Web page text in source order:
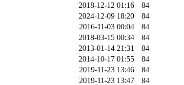
2018-12-12 01:16
84
2024-12-09 18:20
84
2016-11-03 00:04
84
2018-03-15 00:34
84
2013-01-14 21:31
84
2014-10-17 01:55
84
2019-11-23 13:46
84
2019-11-23 13:47
84